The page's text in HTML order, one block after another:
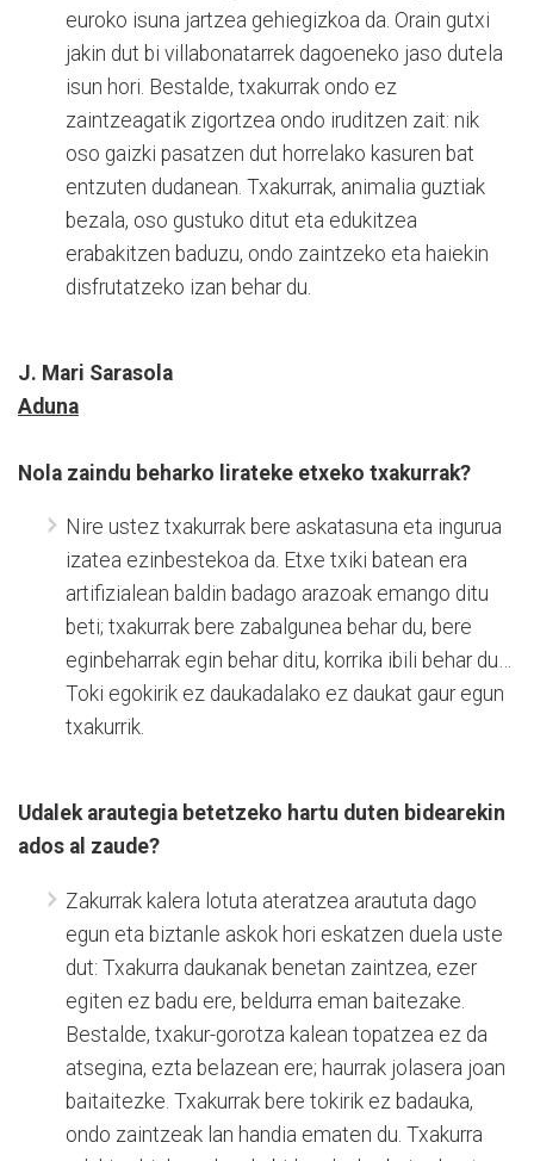
euroko isuna jartzea gehiegizkoa da. Orain gutxi
jakin dut bi villabonatarrek dagoeneko jaso dutela
isun hori. Bestalde, txakurrak ondo ez
zaintzeagatik zigortzea ondo iruditzen zait: nik
oso gaizki pasatzen dut horrelako kasuren bat
entzuten dudanean. Txakurrak, animalia guztiak
bezala, oso gustuko ditut eta edukitzea
erabakitzen baduzu, ondo zaintzeko eta haiekin
disfrutatzeko izan behar du.
J. Mari Sarasola
Aduna
Nola zaindu beharko lirateke etxeko txakurrak?
Nire ustez txakurrak bere askatasuna eta ingurua
izatea ezinbestekoa da. Etxe txiki batean era
artifizialean baldin badago arazoak emango ditu
beti; txakurrak bere zabalgunea behar du, bere
eginbeharrak egin behar ditu, korrika ibili behar du…
Toki egokirik ez daukadalako ez daukat gaur egun
txakurrik.
Udalek arautegia betetzeko hartu duten bidearekin
ados al zaude?
Zakurrak kalera lotuta ateratzea araututa dago
egun eta biztanle askok hori eskatzen duela uste
dut: Txakurra daukanak benetan zaintzea, ezer
egiten ez badu ere, beldurra eman baitezake.
Bestalde, txakur-gorotza kalean topatzea ez da
atsegina, ezta belazean ere; haurrak jolasera joan
baitaitezke. Txakurrak bere tokirik ez badauka,
ondo zaintzeak lan handia ematen du. Txakurra